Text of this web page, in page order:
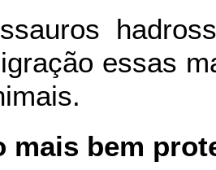
essas
mais bem